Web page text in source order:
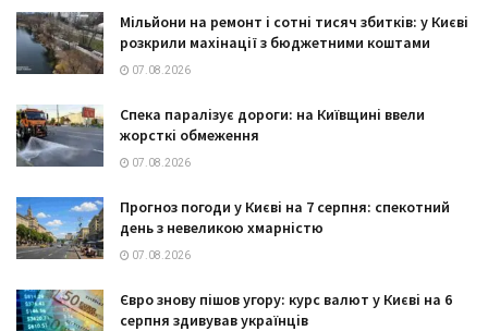
Мільйони на ремонт і сотні тисяч збитків: у Києві
розкрили махінації з бюджетними коштами
07.08.2026
Спека паралізує дороги: на Київщині ввели
жорсткі обмеження
07.08.2026
Прогноз погоди у Києві на 7 серпня: спекотний
день з невеликою хмарністю
07.08.2026
Євро знову пішов угору: курс валют у Києві на 6
серпня здивував українців